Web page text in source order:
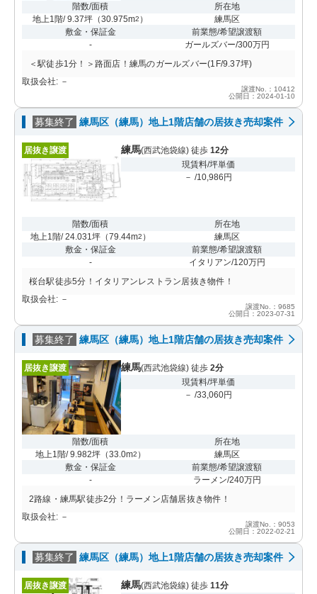
階数/面積
地上1階/ 9.37坪 （30.975m2 ）
所在地
練馬区
敷金・保証金
-
前業態/希望譲渡額
ガールズバー/300万円
＜駅徒歩1分！＞路面店！練馬のガールズバー(1F/9.37坪)
取扱会社: －
譲渡No.：10412
公開日：2024-01-10
募集終了 練馬区（練馬）地上1階店舗の居抜き売却案件
居抜き譲渡 練馬(西武池袋線) 徒歩 12分
現賃料/坪単価
－ /10,986円
階数/面積
地上1階/ 24.031坪（79.44m2 ）
所在地
練馬区
敷金・保証金
-
前業態/希望譲渡額
イタリアン/120万円
桜台駅徒歩5分！イタリアンレストラン居抜き物件！
取扱会社: －
譲渡No.：9685
公開日：2023-07-31
募集終了 練馬区（練馬）地上1階店舗の居抜き売却案件
居抜き譲渡 練馬(西武池袋線) 徒歩 2分
現賃料/坪単価
－ /33,060円
階数/面積
地上1階/ 9.982坪（33.0m2 ）
所在地
練馬区
敷金・保証金
-
前業態/希望譲渡額
ラーメン/240万円
2路線・練馬駅徒歩2分！ラーメン店舗居抜き物件！
取扱会社: －
譲渡No.：9053
公開日：2022-02-21
募集終了 練馬区（練馬）地上1階店舗の居抜き売却案件
居抜き譲渡 練馬(西武池袋線) 徒歩 11分